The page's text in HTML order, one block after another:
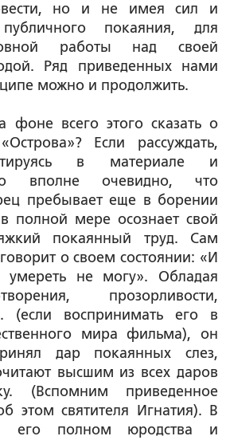
но и не имея сил и
покаяния, для
работы над своей
Ряд приведенных нами
можно и продолжить.
всего этого сказать о
Если рассуждать,
в материале и
вполне очевидно, что
пребывает еще в борении
полной мере осознает свой
покаянный труд. Сам
о своем состоянии: «И
не могу». Обладая
прозорливости,
(если воспринимать его в
мира фильма), он
дар покаянных слез,
высшим из всех даров
(Вспомним приведенное
этом святителя Игнатия). В
его полном юродства и